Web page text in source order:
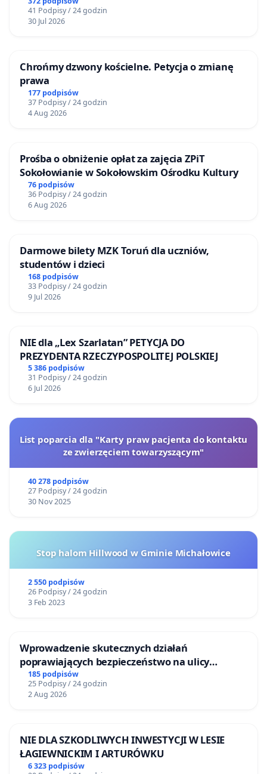
41 Podpisy / 24 godzin
30 Jul 2026
Chrońmy dzwony kościelne. Petycja o zmianę
prawa
177 podpisów
37 Podpisy / 24 godzin
4 Aug 2026
Prośba o obniżenie opłat za zajęcia ZPiT
Sokołowianie w Sokołowskim Ośrodku Kultury
76 podpisów
36 Podpisy / 24 godzin
6 Aug 2026
Darmowe bilety MZK Toruń dla uczniów,
studentów i dzieci
168 podpisów
33 Podpisy / 24 godzin
9 Jul 2026
NIE dla „Lex Szarlatan” PETYCJA DO
PREZYDENTA RZECZYPOSPOLITEJ POLSKIEJ
5 386 podpisów
31 Podpisy / 24 godzin
6 Jul 2026
List poparcia dla "Karty praw pacjenta do kontaktu
ze zwierzęciem towarzyszącym"
40 278 podpisów
27 Podpisy / 24 godzin
30 Nov 2025
Stop halom Hillwood w Gminie Michałowice
2 550 podpisów
26 Podpisy / 24 godzin
3 Feb 2023
Wprowadzenie skutecznych działań
poprawiających bezpieczeństwo na ulicy
Żeromskiego w Otwocku
185 podpisów
25 Podpisy / 24 godzin
2 Aug 2026
NIE DLA SZKODLIWYCH INWESTYCJI W LESIE
ŁAGIEWNICKIM I ARTURÓWKU
6 323 podpisów